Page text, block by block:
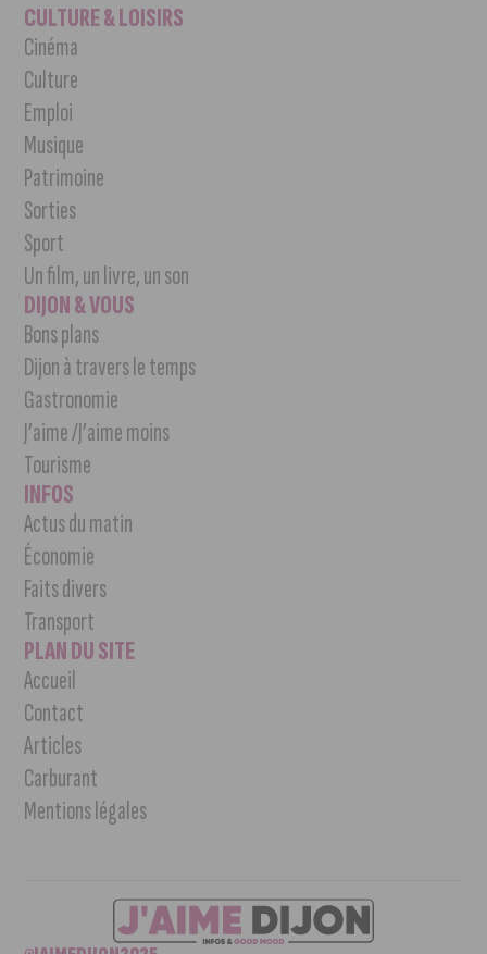
CULTURE & LOISIRS
Cinéma
Culture
Emploi
Musique
Patrimoine
Sorties
Sport
Un film, un livre, un son
DIJON & VOUS
Bons plans
Dijon à travers le temps
Gastronomie
J’aime /J’aime moins
Tourisme
INFOS
Actus du matin
Économie
Faits divers
Transport
PLAN DU SITE
Accueil
Contact
Articles
Carburant
Mentions légales